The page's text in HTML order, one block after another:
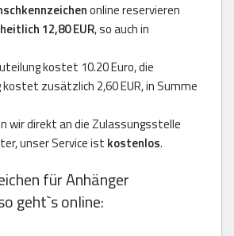
online reservieren
12,80 EUR, so auch in
kostet 10.20 Euro, die
zusätzlich 2,60 EUR, in Summe
wir direkt an die Zulassungsstelle
unser Service ist kostenlos.
für Anhänger
geht`s online: